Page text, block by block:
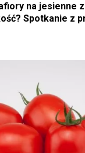
na jesienne
Spotkanie z